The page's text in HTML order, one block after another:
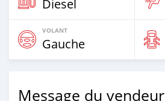
Diesel
VOLANT
Gauche
Message du vendeur